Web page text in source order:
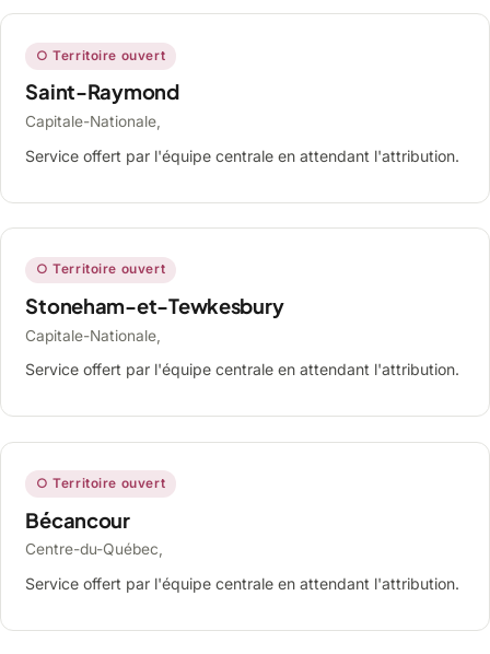
○ Territoire ouvert
Saint-Raymond
Capitale-Nationale,
Service offert par l'équipe centrale en attendant l'attribution.
○ Territoire ouvert
Stoneham-et-Tewkesbury
Capitale-Nationale,
Service offert par l'équipe centrale en attendant l'attribution.
○ Territoire ouvert
Bécancour
Centre-du-Québec,
Service offert par l'équipe centrale en attendant l'attribution.